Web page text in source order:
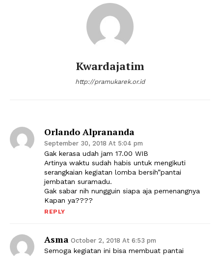
Kwardajatim
http://pramukarek.or.id
Orlando Alprananda
September 30, 2018 At 5:04 pm
Gak kerasa udah jam 17.00 WIB
Artinya waktu sudah habis untuk mengikuti
serangkaian kegiatan lomba bersih”pantai
jembatan suramadu.
Gak sabar nih nungguin siapa aja pemenangnya
Kapan ya????
REPLY
Asma October 2, 2018 At 6:53 pm
Semoga kegiatan ini bisa membuat pantai